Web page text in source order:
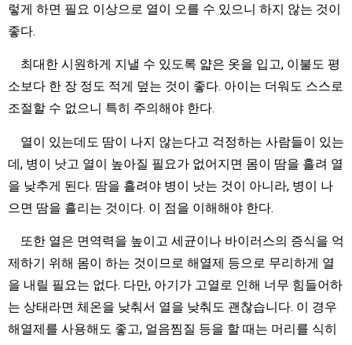
렇게 하면 필요 이상으로 열이 오를 수 있으니 하지 않는 것이
좋다.
최대한 시원하게 지낼 수 있도록 얇은 옷을 입고, 이불도 평
소보다 한 장 정도 적게 덮는 것이 좋다. 아이는 더워도 스스로
조절할 수 없으니 특히 주의해야 한다.
열이 있는데도 땀이 나지 않는다고 걱정하는 사람들이 있는
데, 병이 낫고 열이 높아질 필요가 없어지면 몸이 땀을 흘려 열
을 낮추게 된다. 땀을 흘려야 병이 낫는 것이 아니라, 병이 나
으면 땀을 흘리는 것이다. 이 점을 이해해야 한다.
또한 열은 면역력을 높이고 세균이나 바이러스의 증식을 억
제하기 위해 몸이 하는 것이므로 해열제 등으로 무리하게 열
을 내릴 필요는 없다. 다만, 아기가 고열로 인해 너무 힘들어하
는 상태라면 체온을 낮춰서 열을 낮춰도 괜찮습니다. 이 경우
해열제를 사용해도 좋고, 얼음찜질 등을 할 때는 머리를 식히